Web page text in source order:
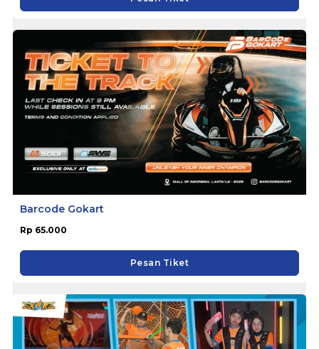
Barcode Gokart
Rp 65.000
Pesan Tiket